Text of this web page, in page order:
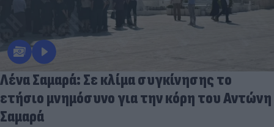
Λένα Σαμαρά: Σε κλίμα συγκίνησης το
ετήσιο μνημόσυνο για την κόρη του Αντώνη
Σαμαρά